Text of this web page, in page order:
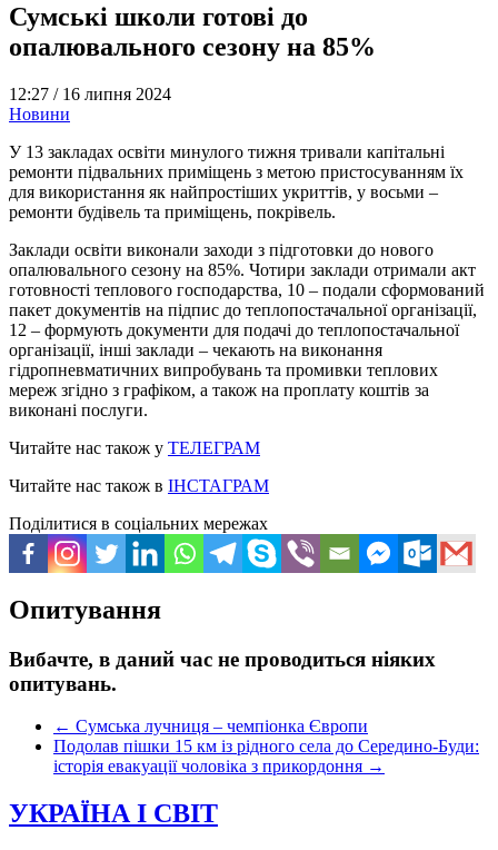
Сумські школи готові до
опалювального сезону на 85%
12:27 / 16 липня 2024
Новини
У 13 закладах освіти минулого тижня тривали капітальні
ремонти підвальних приміщень з метою пристосуванням їх
для використання як найпростіших укриттів, у восьми –
ремонти будівель та приміщень, покрівель.
Заклади освіти виконали заходи з підготовки до нового
опалювального сезону на 85%. Чотири заклади отримали акт
готовності теплового господарства, 10 – подали сформований
пакет документів на підпис до теплопостачальної організації,
12 – формують документи для подачі до теплопостачальної
організації, інші заклади – чекають на виконання
гідропневматичних випробувань та промивки теплових
мереж згідно з графіком, а також на проплату коштів за
виконані послуги.
Читайте нас також у ТЕЛЕГРАМ
Читайте нас також в ІНСТАГРАМ
Поділитися в соціальних мережах
Опитування
Вибачте, в даний час не проводиться ніяких
опитувань.
← Сумська лучниця – чемпіонка Європи
Подолав пішки 15 км із рідного села до Середино-Буди:
історія евакуації чоловіка з прикордоння →
УКРАЇНА І СВІТ